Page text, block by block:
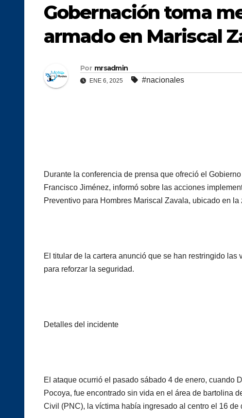
Gobernación toma
armado en Mariscal
Por mrsadmin
ENE 6, 2025 #nacionales
Durante la conferencia de prensa que ofreció el
Francisco Jiménez, informó sobre las acciones
Preventivo para Hombres Mariscal Zavala, ubicado en la
El titular de la cartera anunció que se han restringido
para reforzar la seguridad.
Detalles del incidente
El ataque ocurrió el pasado sábado 4 de enero, cuando
Pocoya, fue encontrado sin vida en el área de bartolina
Civil (PNC), la víctima había ingresado al centro el 16